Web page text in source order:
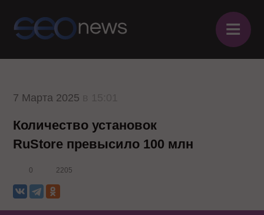
≡
7 Марта 2025
Количество установок
RuStore превысило 100 млн
0 2205